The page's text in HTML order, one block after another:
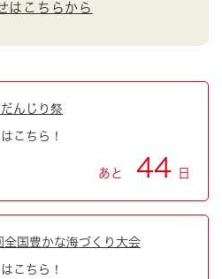
はこちらから
んじり祭
こちら！
あと 44 日
全国豊かな海づくり大会
こちら！